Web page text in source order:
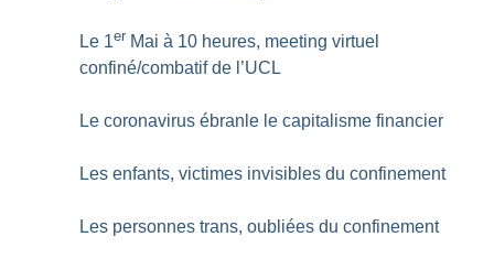
Le 1er Mai à 10 heures, meeting virtuel
confiné/combatif de l’UCL
Le coronavirus ébranle le capitalisme financier
Les enfants, victimes invisibles du confinement
Les personnes trans, oubliées du confinement